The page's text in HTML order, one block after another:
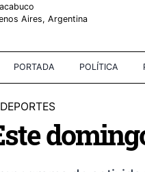
Aires, Argentina
PORTADA POLÍTICA
DEPORTES